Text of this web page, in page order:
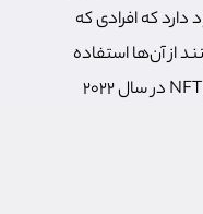
دارد که افرادی که
از آن‌ها استفاده
کنند. در ادامه، 22 مورد از بازی های برتر NFT در سال 2022